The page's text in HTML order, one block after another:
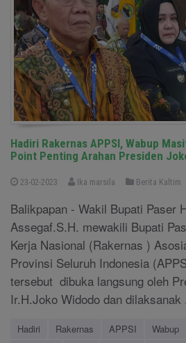
Hadiri Rakernas APPSI, Wabup
Point Penting Arahan Presiden
23-02-2023 Ika marsila Berita Kaltim
Balikpapan - Wakil Bupati Paser
Assegaf.S.H. mewakili Bupati
Kerja Nasional (Rakernas )
Provinsi Seluruh Indonesia
tersebut dibuka langsung oleh
Ir.H.Joko Widodo dan dilaksanak
Hadiri Rakernas APPSI Wabup